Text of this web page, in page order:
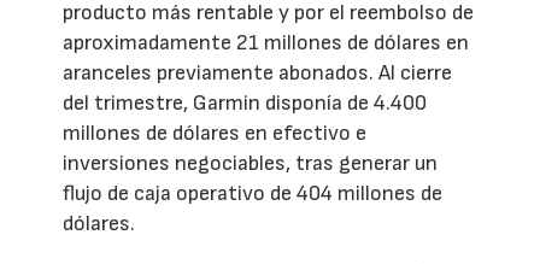
producto más rentable y por el reembolso de
aproximadamente 21 millones de dólares en
aranceles previamente abonados. Al cierre
del trimestre, Garmin disponía de 4.400
millones de dólares en efectivo e
inversiones negociables, tras generar un
flujo de caja operativo de 404 millones de
dólares.